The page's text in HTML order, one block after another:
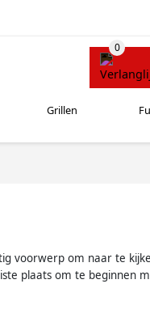
Grillen
voorwerp om naar te
plaats om te beginnen